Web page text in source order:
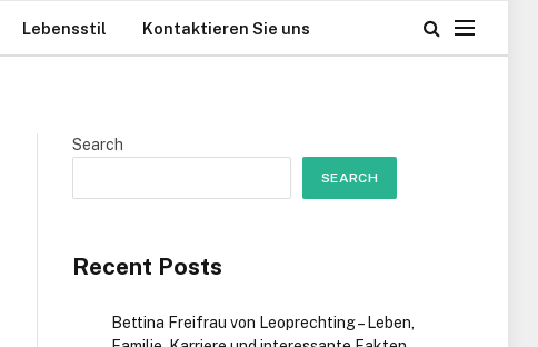
Lebensstil Kontaktieren Sie uns
Search
SEARCH
Recent Posts
Bettina Freifrau von Leoprechting – Leben,